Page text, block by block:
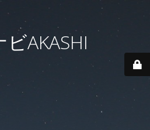
AKASHI